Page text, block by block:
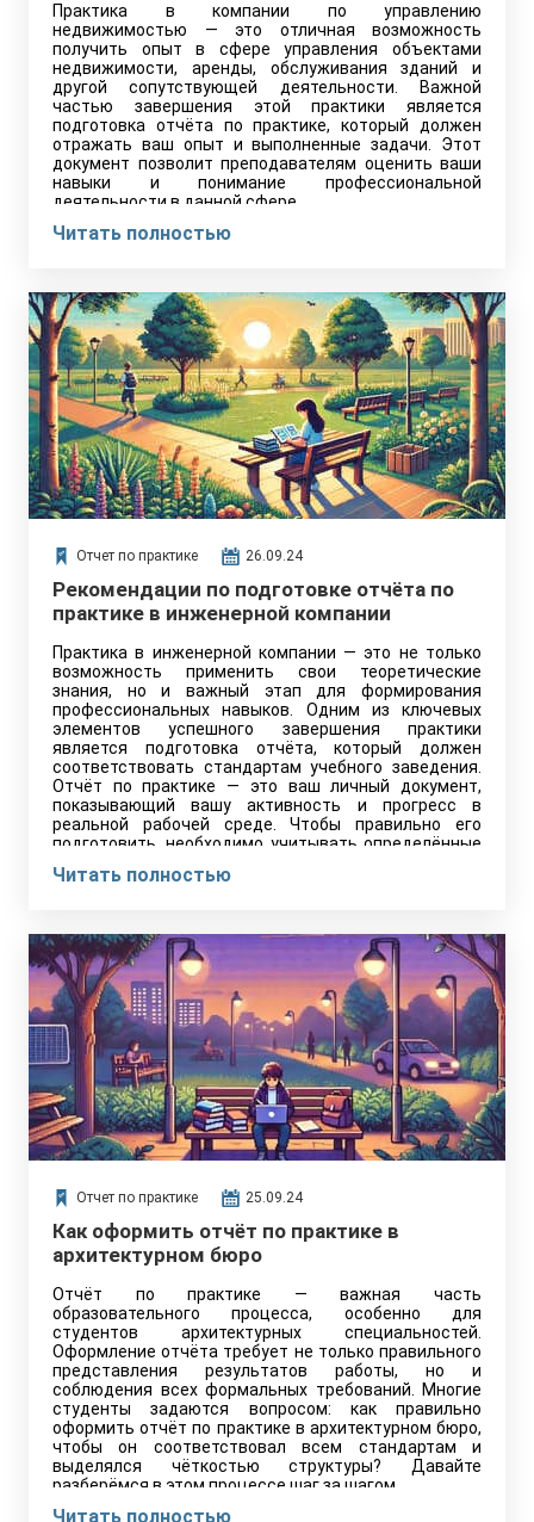
Практика в компании по управлению
недвижимостью — это отличная возможность
получить опыт в сфере управления объектами
недвижимости, аренды, обслуживания зданий и
другой сопутствующей деятельности. Важной
частью завершения этой практики является
подготовка отчёта по практике, который должен
отражать ваш опыт и выполненные задачи. Этот
документ позволит преподавателям оценить ваши
навыки и понимание профессиональной
деятельности в данной сфере.
Читать полностью
Отчет по практике 26.09.24
Рекомендации по подготовке отчёта по
практике в инженерной компании
Практика в инженерной компании — это не только
возможность применить свои теоретические
знания, но и важный этап для формирования
профессиональных навыков. Одним из ключевых
элементов успешного завершения практики
является подготовка отчёта, который должен
соответствовать стандартам учебного заведения.
Отчёт по практике — это ваш личный документ,
показывающий вашу активность и прогресс в
реальной рабочей среде. Чтобы правильно его
подготовить, необходимо учитывать определённые
успешно оформить результат работы.
Читать полностью
Отчет по практике 25.09.24
Как оформить отчёт по практике в
архитектурном бюро
Отчёт по практике — важная часть
образовательного процесса, особенно для
студентов архитектурных специальностей.
Оформление отчёта требует не только правильного
представления результатов работы, но и
соблюдения всех формальных требований. Многие
студенты задаются вопросом: как правильно
оформить отчёт по практике в архитектурном бюро,
чтобы он соответствовал всем стандартам и
выделялся чёткостью структуры? Давайте
разберёмся в этом процессе шаг за шагом.
Читать полностью